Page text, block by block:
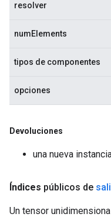
resolver
numElements
tipos de componentes
opciones
Devoluciones
una nueva
Índices públicos de
Un tensor